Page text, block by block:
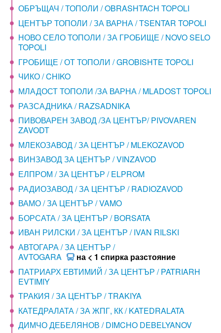
ОБРЪЩАЧ / ТОПОЛИ / OBRASHTACH TOPOLI
ЦЕНТЪР ТОПОЛИ / ЗА ВАРНА / TSENTAR TOPOLI
НОВО СЕЛО ТОПОЛИ / ЗА ГРОБИЩЕ / NOVO SELO
TOPOLI
ГРОБИЩЕ / ОТ ТОПОЛИ / GROBISHTE TOPOLI
ЧИКО / CHIKO
МЛАДОСТ ТОПОЛИ /ЗА ВАРНА / MLADOST TOPOLI
РАЗСАДНИКА / RAZSADNIKA
ПИВОВАРЕН ЗАВОД /ЗА ЦЕНТЪР/ PIVOVAREN
ZAVODT
МЛЕКОЗАВОД / ЗА ЦЕНТЪР / MLEKOZAVOD
ВИНЗАВОД ЗА ЦЕНТЪР / VINZAVOD
ЕЛПРОМ / ЗА ЦЕНТЪР / ELPROM
РАДИОЗАВОД / ЗА ЦЕНТЪР / RADIOZAVOD
ВАМО / ЗА ЦЕНТЪР / VAMO
БОРСАТА / ЗА ЦЕНТЪР / BORSATA
ИВАН РИЛСКИ / ЗА ЦЕНТЪР / IVAN RILSKI
АВТОГАРА / ЗА ЦЕНТЪР /
AVTOGARA
на < 1 спирка разстояние
ПАТРИАРХ ЕВТИМИЙ / ЗА ЦЕНТЪР / PATRIARH
EVTIMIY
ТРАКИЯ / ЗА ЦЕНТЪР / TRAKIYA
КАТЕДРАЛАТА / ЗА ЖПГ, КК / KATEDRALATA
ДИМЧО ДЕБЕЛЯНОВ / DIMCHO DEBELYANOV